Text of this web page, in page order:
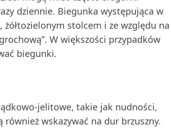
dziennie. Biegunka występująca w
stolcem i ze względu na
W większości przypadków
biegunki.
jelitowe, takie jak nudności,
wskazywać na dur brzuszny.